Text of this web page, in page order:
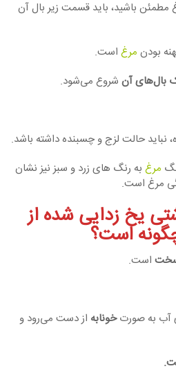
مطمئن باشید، باید قسمت زیر بال آن
بودن مرغ است.
بال‌های آن شروع می‌شود.
حالت لزج و چسبنده داشته باشد.
مرغ به رنگ های زرد و سبز نیز نشان
مرغ است.
یخ زدایی شده از
است؟
است.
آب به صورتخونابه از دست می‌رود و